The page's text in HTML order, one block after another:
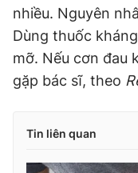
nhiều. Nguyên
Dùng thuốc
mỡ. Nếu cơn đau
gặp bác sĩ, theo
Tin liên quan